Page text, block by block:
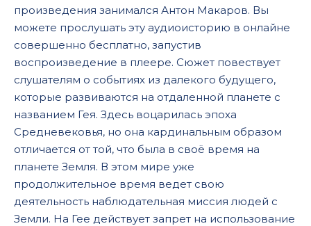
18
19
20
22
23
24
25
произведения занимался Антон Макаров. Вы
можете прослушать эту аудиоисторию в онлайне
совершенно бесплатно, запустив
воспроизведение в плеере. Сюжет повествует
слушателям о событиях из далекого будущего,
которые развиваются на отдаленной планете с
названием Гея. Здесь воцарилась эпоха
Средневековья, но она кардинальным образом
отличается от той, что была в своё время на
планете Земля. В этом мире уже
продолжительное время ведет свою
деятельность наблюдательная миссия людей с
Земли. На Гее действует запрет на использование